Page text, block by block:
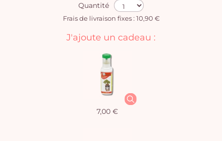
Quantité
Frais de livraison fixes : 10,90 €
J'ajoute un cadeau :
7,00 €